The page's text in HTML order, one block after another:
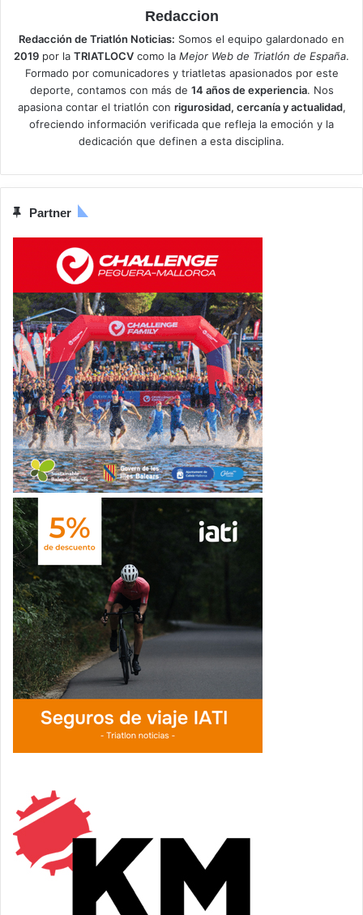
Redaccion
Redacción de Triatlón Noticias: Somos el equipo galardonado en
2019 por la TRIATLOCV como la Mejor Web de Triatlón de España.
Formado por comunicadores y triatletas apasionados por este
deporte, contamos con más de 14 años de experiencia. Nos
apasiona contar el triatlón con rigurosidad, cercanía y actualidad,
ofreciendo información verificada que refleja la emoción y la
dedicación que definen a esta disciplina.
Partner